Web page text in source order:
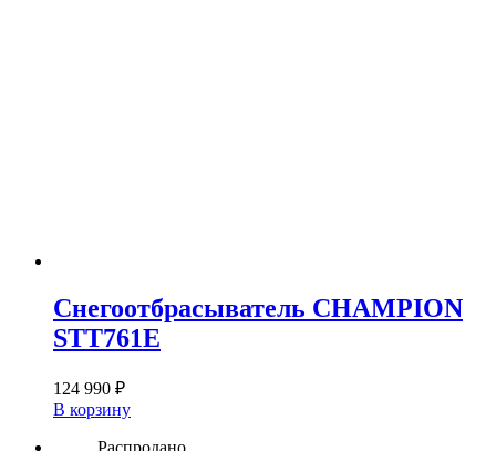
Снегоотбрасыватель CHAMPION
STT761E
124 990 ₽
В корзину